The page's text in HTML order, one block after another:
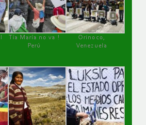
Tía María no va !
Perú
Orinoco,
Venezuela